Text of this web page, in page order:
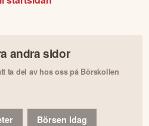
andra sidor
ta del av hos oss på Börskollen
Börsen idag